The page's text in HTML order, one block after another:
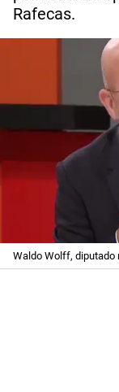
Rafecas.
Waldo Wolff, diputado